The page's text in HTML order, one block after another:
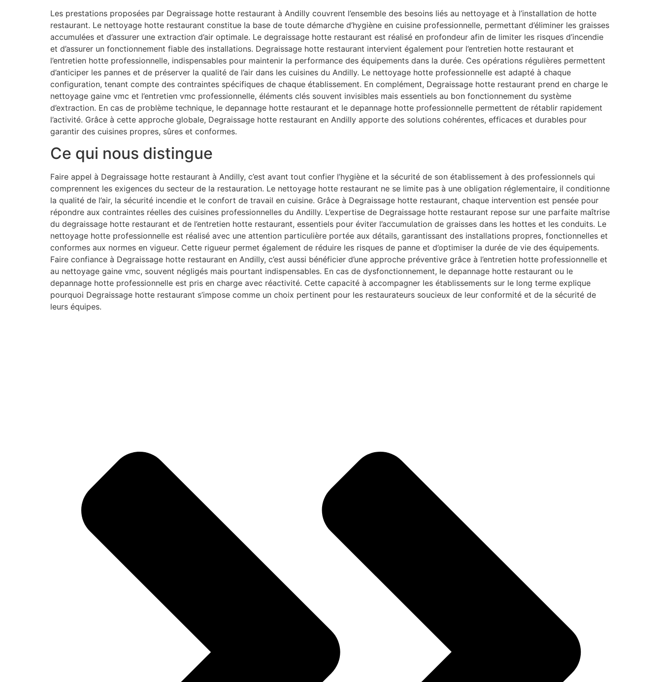
Les prestations proposées par Degraissage hotte restaurant à Andilly couvrent l’ensemble des besoins liés au nettoyage et à l’installation de hotte
restaurant. Le nettoyage hotte restaurant constitue la base de toute démarche d’hygiène en cuisine professionnelle, permettant d’éliminer les graisses
accumulées et d’assurer une extraction d’air optimale. Le degraissage hotte restaurant est réalisé en profondeur afin de limiter les risques d’incendie
et d’assurer un fonctionnement fiable des installations. Degraissage hotte restaurant intervient également pour l’entretien hotte restaurant et
l’entretien hotte professionnelle, indispensables pour maintenir la performance des équipements dans la durée. Ces opérations régulières permettent
d’anticiper les pannes et de préserver la qualité de l’air dans les cuisines du Andilly. Le nettoyage hotte professionnelle est adapté à chaque
configuration, tenant compte des contraintes spécifiques de chaque établissement. En complément, Degraissage hotte restaurant prend en charge le
nettoyage gaine vmc et l’entretien vmc professionnelle, éléments clés souvent invisibles mais essentiels au bon fonctionnement du système
d’extraction. En cas de problème technique, le depannage hotte restaurant et le depannage hotte professionnelle permettent de rétablir rapidement
l’activité. Grâce à cette approche globale, Degraissage hotte restaurant en Andilly apporte des solutions cohérentes, efficaces et durables pour
garantir des cuisines propres, sûres et conformes.
Ce qui nous distingue
Faire appel à Degraissage hotte restaurant à Andilly, c’est avant tout confier l’hygiène et la sécurité de son établissement à des professionnels qui
comprennent les exigences du secteur de la restauration. Le nettoyage hotte restaurant ne se limite pas à une obligation réglementaire, il conditionne
la qualité de l’air, la sécurité incendie et le confort de travail en cuisine. Grâce à Degraissage hotte restaurant, chaque intervention est pensée pour
répondre aux contraintes réelles des cuisines professionnelles du Andilly. L’expertise de Degraissage hotte restaurant repose sur une parfaite maîtrise
du degraissage hotte restaurant et de l’entretien hotte restaurant, essentiels pour éviter l’accumulation de graisses dans les hottes et les conduits. Le
nettoyage hotte professionnelle est réalisé avec une attention particulière portée aux détails, garantissant des installations propres, fonctionnelles et
conformes aux normes en vigueur. Cette rigueur permet également de réduire les risques de panne et d’optimiser la durée de vie des équipements.
Faire confiance à Degraissage hotte restaurant en Andilly, c’est aussi bénéficier d’une approche préventive grâce à l’entretien hotte professionnelle et
au nettoyage gaine vmc, souvent négligés mais pourtant indispensables. En cas de dysfonctionnement, le depannage hotte restaurant ou le
depannage hotte professionnelle est pris en charge avec réactivité. Cette capacité à accompagner les établissements sur le long terme explique
pourquoi Degraissage hotte restaurant s’impose comme un choix pertinent pour les restaurateurs soucieux de leur conformité et de la sécurité de
leurs équipes.